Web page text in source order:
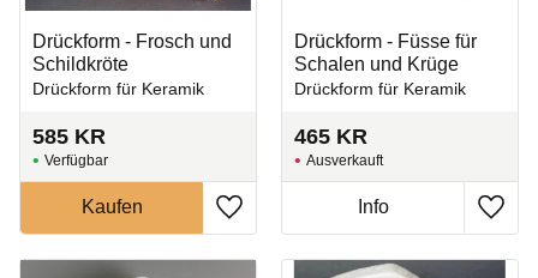
Drückform - Frosch und
Schildkröte
Drückform für Keramik
585 KR
Zu Favoriten hinzufügen
Drückform - Füsse für
Schalen und Krüge
Drückform für Keramik
465 KR
Zu
Ausverkauft